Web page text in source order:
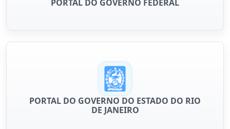
PORTAL DO GOVERNO FEDERAL
PORTAL DO GOVERNO DO ESTADO DO RIO
DE JANEIRO